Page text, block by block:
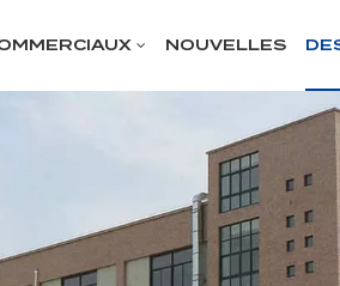
NOUVELLES